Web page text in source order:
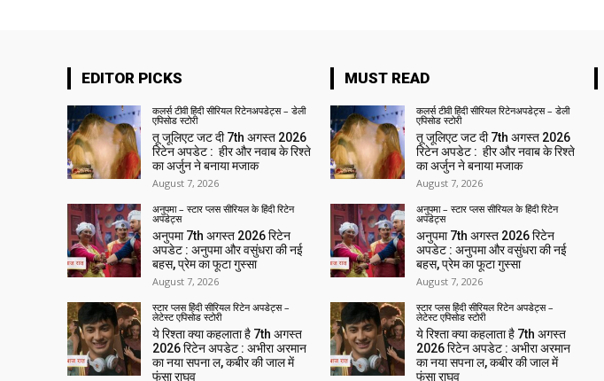
EDITOR PICKS
कलर्स टीवी हिंदी सीरियल रिटेनअपडेट्स – डेली
एपिसोड स्टोरी
तू जूलिएट जट दी 7th अगस्त 2026
रिटेन अपडेट : हीर और नवाब के रिश्ते
का अर्जुन ने बनाया मजाक
August 7, 2026
अनुपमा – स्टार प्लस सीरियल के हिंदी रिटेन
अपडेट्स
अनुपमा 7th अगस्त 2026 रिटेन
अपडेट : अनुपमा और वसुंधरा की नई
बहस, प्रेम का फूटा गुस्सा
August 7, 2026
स्टार प्लस हिंदी सीरियल रिटेन अपडेट्स –
लेटेस्ट एपिसोड स्टोरी
ये रिश्ता क्या कहलाता है 7th अगस्त
2026 रिटेन अपडेट : अभीरा अरमान
का नया सपना ल, कबीर की जाल में
फंसा राघव
MUST READ
कलर्स टीवी हिंदी सीरियल रिटेनअपडेट्स – डेली
एपिसोड स्टोरी
तू जूलिएट जट दी 7th अगस्त 2026
रिटेन अपडेट : हीर और नवाब के रिश्ते
का अर्जुन ने बनाया मजाक
August 7, 2026
अनुपमा – स्टार प्लस सीरियल के हिंदी रिटेन
अपडेट्स
अनुपमा 7th अगस्त 2026 रिटेन
अपडेट : अनुपमा और वसुंधरा की नई
बहस, प्रेम का फूटा गुस्सा
August 7, 2026
स्टार प्लस हिंदी सीरियल रिटेन अपडेट्स –
लेटेस्ट एपिसोड स्टोरी
ये रिश्ता क्या कहलाता है 7th अगस्त
2026 रिटेन अपडेट : अभीरा अरमान
का नया सपना ल, कबीर की जाल में
फंसा राघव